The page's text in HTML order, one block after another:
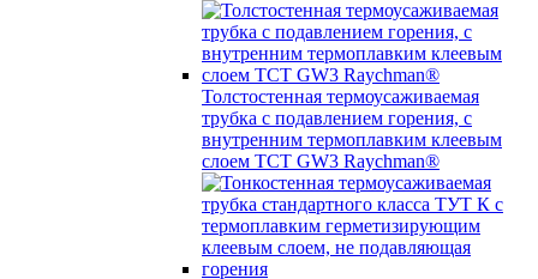
Толстостенная термоусаживаемая
трубка c подавлением горения, с
внутренним термоплавким клеевым
слоем TCT GW3 Raychman®